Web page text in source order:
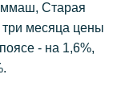
Старая
месяца цены
- на 1,6%,